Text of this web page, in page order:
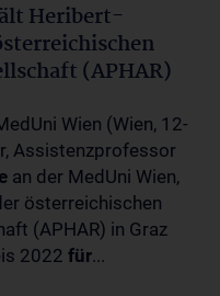
Heribert-
(APHAR)
Wien (Wien, 12-
Assistenzprofessor
an der MedUni Wien,
österreichischen
(APHAR) in Graz
2022 für...